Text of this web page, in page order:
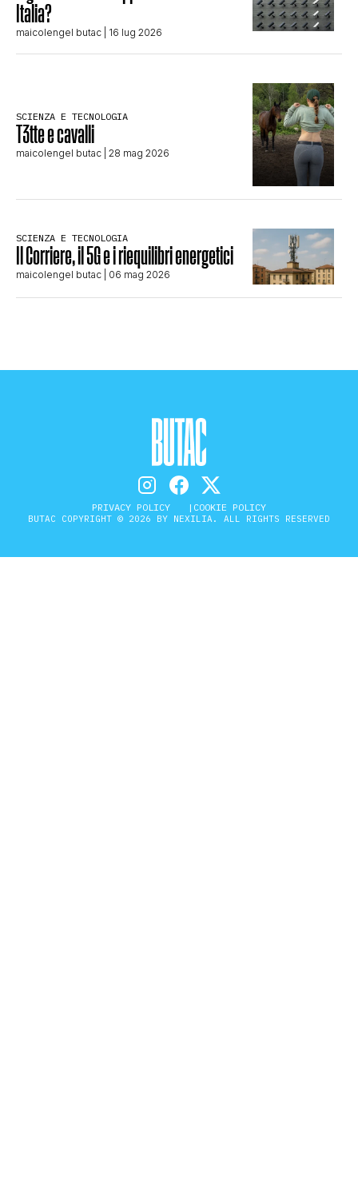
Italia?
maicolengel butac | 16 lug 2026
SCIENZA E TECNOLOGIA
T3tte e cavalli
maicolengel butac | 28 mag 2026
SCIENZA E TECNOLOGIA
Il Corriere, il 5G e i riequilibri energetici
maicolengel butac | 06 mag 2026
PRIVACY POLICY COOKIE POLICY
BUTAC COPYRIGHT © 2026 BY NEXILIA. ALL RIGHTS RESERVED